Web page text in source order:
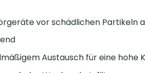
vor schädlichen Partikeln
Austausch für eine hohe